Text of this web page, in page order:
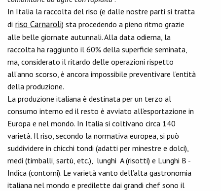
In Italia la raccolta del riso (e dalle nostre parti si tratta
di riso Carnaroli) sta procedendo a pieno ritmo grazie
alle belle giornate autunnali. Alla data odierna, la
raccolta ha raggiunto il 60% della superficie seminata,
ma, considerato il ritardo delle operazioni rispetto
all’anno scorso, è ancora impossibile preventivare l’entità
della produzione.
La produzione italiana è destinata per un terzo al
consumo interno ed il resto è avviato all’esportazione in
Europa e nel mondo. In Italia si coltivano circa 140
varietà. Il riso, secondo la normativa europea, si può
suddividere in chicchi tondi (adatti per minestre e dolci),
medi (timballi, sartù, etc.), lunghi A (risotti) e Lunghi B -
Indica (contorni). Le varietà vanto dell’alta gastronomia
italiana nel mondo e predilette dai grandi chef sono il